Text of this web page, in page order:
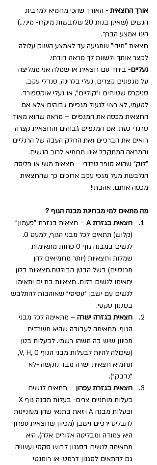
אורך החצאית - האורך שהכי מחמיא למרבית
הנשים (שאינן בנות 20 שלובשות מיקרו- מיני...)
הינו אמצע הברך.
חצאית "מידי" שמגיעה עד לאמצע השוק עלולה
לקצר אותך ולשוות לך מראה דודתי.
נעליים- ביחד עם חצאית או שמלה אני ממליצה
על מגפונים קצרים, נעלי בלרינה, סנדלי עקב,
סניקרס שטוחים ו"קוליים", או נעלי אוקספורד.
לטעמי, לא רצוי לנעול מגפיים גבוהים אלא אם
החצאית מכסה את המגפיים – מראה שהוא מאוד
טרנדי כעת. אם המגפיים גבוהים והחצאית קצרה
רואים את הברכיים ואת החלק העבה של הרגליים
והמראה המתקבל אינו מחמיא לרוב הנשים.
"לוק" שהוא סופר טרנדי – חצאית משי או פליסה
הנלבשת מעל מגפי עקב ארוכים כך שהחצאית
מכסה אותם. אהבתי!
מה מתאים למי מבחינת מבנה הגוף ?
חצאית בגזרת A
– חצאית בגזרת "פעמון"
(קלוש) תתאים לכל מבני הגוף, למעט O.
לנשים במבנה גוף O פחות מתאימות
שמלות וחצאיות (יותר מחמיאים להן
מכנסיים) בשל הבטן הבולטת.חצאיות בלון
יתאימו לנשים רזות. חצאיות בת ים יתאימו
לנשים עם ישבן "עסיסי" שאוהבות להתלבש
בסגנון סקסי.
חצאית בגזרה ישרה – מתאימה לכל מבני
הגוף. מתאימה לעבודה שהיא משרדית
מכיוון שיש בה משהו רשמי. לבעלות בטן
(שיכולה להיות לבעלות מבני הגוף V, H, O,
תחמיא חצאית ישרה מבד נוקשה -לא
"נדבק").
חצאית בגזרת עפרון – תתאים לנשים
ובעלות מבנה A וזאת בתנאי שהן מעוניינות
להבליט ירכיים וישבן (מכיוון שחצאית עפרון
היא צמודה ומבליטה אזורים אלה). היא
מתאימה לנשים בסגנון לבוש סקסי ועשויה
גם להתאים לסגנון דרמטי או רומנטי